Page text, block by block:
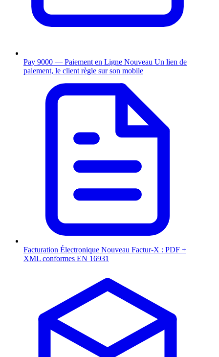
Pay 9000 — Paiement en Ligne Nouveau Un lien de
paiement, le client règle sur son mobile
Facturation Électronique Nouveau Factur-X : PDF +
XML conformes EN 16931